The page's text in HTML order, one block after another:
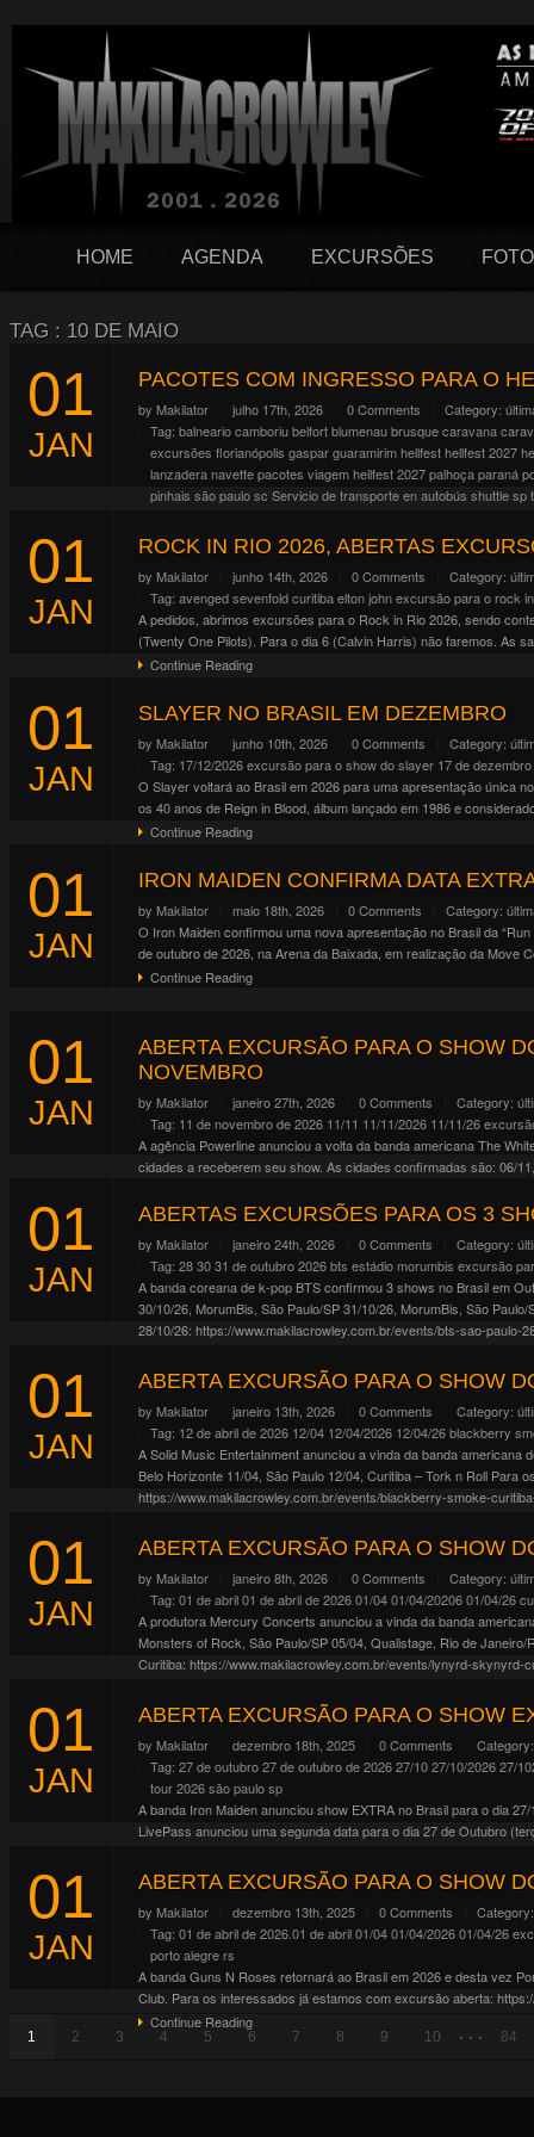
HOME AGENDA EXCURSÕES
TAG : 10 DE MAIO
01
JAN
PACOTES COM INGRESSO PARA O
by Makilator julho 17th, 2026 0 Comments Category:
Tag: balneario camboriubelfortblumenaubrusquecaravana
excursões florianópolis gasparguaramirimhellfesthellfest 2027
lanzaderanavettepacotes viagem hellfest 2027palhoçaparaná
pinhais são paulosc Servicio de transporte en autobús shuttlesp
Altar . Crypt . Forge . Mainstage 01 . Mainstage 02 . Riot . Temple
01
JAN
ROCK IN RIO 2026, ABERTAS
by Makilator junho 14th, 2026 0 Comments Category:
Tag: avenged sevenfoldcuritibaelton johnexcursão para o rock
A pedidos, abrimos excursões para o Rock in Rio 2026, sendo
(Twenty One Pilots). Para o dia 6 (Calvin Harris) não faremos. As
Continue Reading
01
JAN
SLAYER NO BRASIL EM DEZEMBRO
by Makilator junho 10th, 2026 0 Comments Category:
Tag: 17/12/2026excursão para o show do slayer 17 de dezembro
O Slayer voltará ao Brasil em 2026 para uma apresentação única
os 40 anos de Reign in Blood, álbum lançado em 1986 e
Continue Reading
01
JAN
IRON MAIDEN CONFIRMA DATA
by Makilator maio 18th, 2026 0 Comments Category:
O Iron Maiden confirmou uma nova apresentação no Brasil da
de outubro de 2026, na Arena da Baixada, em realização da
Continue Reading
01
JAN
ABERTA EXCURSÃO PARA O SHOW
NOVEMBRO
by Makilator janeiro 27th, 2026 0 Comments Category:
Tag: 11 de novembro de 2026 11/11 11/11/2026 11/11/26
A agência Powerline anunciou a volta da banda americana The
cidades a receberem seu show. As cidades confirmadas são: 06/
Continue Reading
01
JAN
ABERTAS EXCURSÕES PARA OS 3
by Makilator janeiro 24th, 2026 0 Comments Category:
Tag: 28 30 31 de outubro 2026bts estádio morumbis excursão
A banda coreana de k-pop BTS confirmou 3 shows no Brasil em
30/10/26, MorumBis, São Paulo/SP 31/10/26, MorumBis, São
28/10/26: https://www.makilacrowley.com.br/events/bts-sao-
Continue Reading
01
JAN
ABERTA EXCURSÃO PARA O SHOW
by Makilator janeiro 13th, 2026 0 Comments Category:
Tag: 12 de abril de 2026 12/04 12/04/2026 12/04/26blackberry
A Solid Music Entertainment anunciou a vinda da banda
Belo Horizonte 11/04, São Paulo 12/04, Curitiba – Tork n Roll
https://www.makilacrowley.com.br/events/blackberry-smoke-
01
JAN
ABERTA EXCURSÃO PARA O SHOW
by Makilator janeiro 8th, 2026 0 Comments Category:
Tag: 01 de abril01 de abril de 202601/0401/04/2020601/04/26
A produtora Mercury Concerts anunciou a vinda da banda
Monsters of Rock, São Paulo/SP 05/04, Qualistage, Rio de
Curitiba: https://www.makilacrowley.com.br/events/lynyrd-
01
JAN
ABERTA EXCURSÃO PARA O SHOW
by Makilator dezembro 18th, 2025 0 Comments
Tag: 27 de outubro27 de outubro de 202627/1027/10/202627/
tour 2026são paulosp
A banda Iron Maiden anunciou show EXTRA no Brasil para o dia
LivePass anunciou uma segunda data para o dia 27 de Outubro
01
JAN
ABERTA EXCURSÃO PARA O SHOW
by Makilator dezembro 13th, 2025 0 Comments
Tag: 01 de abril de 2026.01 de abril01/0401/04/202601/04/26
porto alegrers
A banda Guns N Roses retornará ao Brasil em 2026 e desta vez
Club. Para os interessados já estamos com excursão aberta:
Continue Reading
1 2 3 4 5 6 7 8 9 10 . . . 84